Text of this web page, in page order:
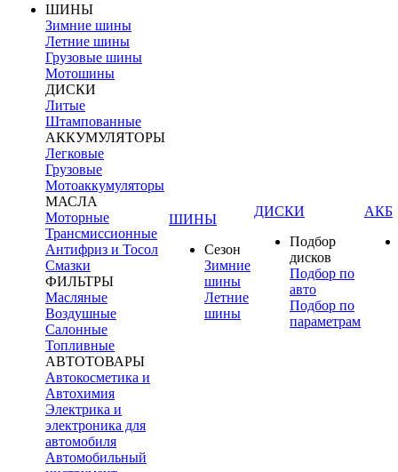
ШИНЫ
Зимние шины
Летние шины
Грузовые шины
Мотошины
ДИСКИ
Литые
Штампованные
АККУМУЛЯТОРЫ
Легковые
Грузовые
Мотоаккумуляторы
МАСЛА
Моторные
Трансмиссионные
Антифриз и Тосол
Смазки
ФИЛЬТРЫ
Масляные
Воздушные
Салонные
Топливные
АВТОТОВАРЫ
Автокосметика и
Автохимия
Электрика и
электроника для
автомобиля
Автомобильный
ШИНЫ
Сезон
Зимние
шины
Летние
шины
ДИСКИ
Подбор
дисков
Подбор по
авто
Подбор по
параметрам
АКБ